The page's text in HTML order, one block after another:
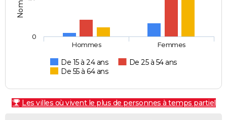
De 15 à 24 ans
De 25 à 54 ans
De 55 à 64 ans
Hommes Femmes
0
Les villes où vivent le plus de personnes à temps partiel